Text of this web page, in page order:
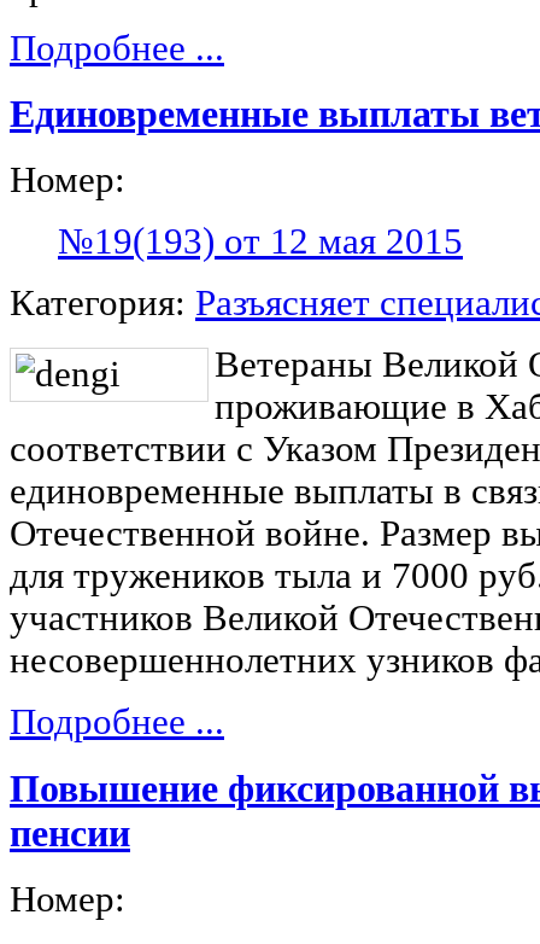
Подробнее ...
Единовременные выплаты
Номер:
№19(193) от 12 мая 2015
Категория: Разъясняет
Ветераны Великой
проживающие в
соответствии с Указом
единовременные выплаты в
Отечественной войне. Размер
для тружеников тыла и 7000
участников Великой
несовершеннолетних узников
Подробнее ...
Повышение фиксированной
пенсии
Номер: